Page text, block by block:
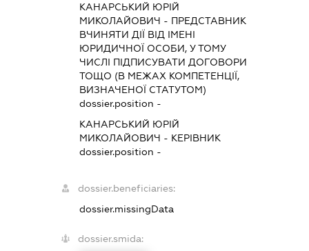
КАНАРСЬКИЙ ЮРІЙ
МИКОЛАЙОВИЧ - ПРЕДСТАВНИК
ВЧИНЯТИ ДІЇ ВІД ІМЕНІ
ЮРИДИЧНОЇ ОСОБИ, У ТОМУ
ЧИСЛІ ПІДПИСУВАТИ ДОГОВОРИ
ТОЩО (В МЕЖАХ КОМПЕТЕНЦІЇ,
ВИЗНАЧЕНОЇ СТАТУТОМ)
dossier.position -
КАНАРСЬКИЙ ЮРІЙ
МИКОЛАЙОВИЧ - КЕРІВНИК
dossier.position -
dossier.beneficiaries:
dossier.missingData
dossier.smida: